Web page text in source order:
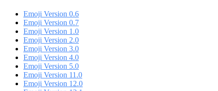
Emoji Version 0.6
Emoji Version 0.7
Emoji Version 1.0
Emoji Version 2.0
Emoji Version 3.0
Emoji Version 4.0
Emoji Version 5.0
Emoji Version 11.0
Emoji Version 12.0